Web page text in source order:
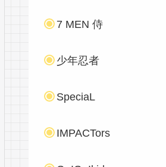
7 MEN 侍
少年忍者
SpeciaL
IMPACTors